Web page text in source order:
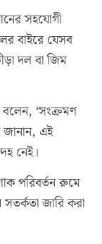
সহযোগী
বাইরে যেসব
দল বা জিম
বলেন, ‘সংক্রমণ
জানান, এই
নেই।
পরিবর্তন রুমে
জারি করা